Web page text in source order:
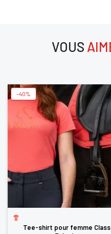
VOUS
Tee-shirt pour femme
-40%
ANNULER